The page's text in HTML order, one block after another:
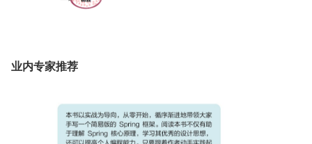
业内专家推荐